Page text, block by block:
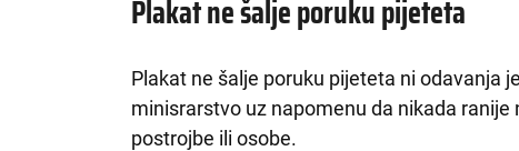
Plakat ne šalje poruku pijeteta
Plakat ne šalje poruku pijeteta ni odavanja
minisrarstvo uz napomenu da nikada
postrojbe ili osobe.